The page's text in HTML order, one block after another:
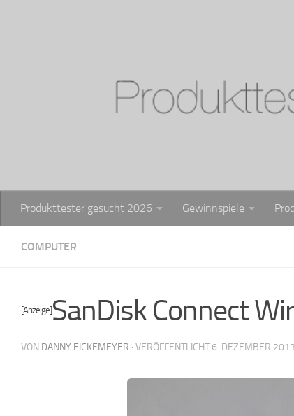
Produkttester gesucht 2026 Gewinnspiele
COMPUTER
SanDisk Connect
VON DANNY EICKEMEYER · VERÖFFENTLICHT6. DEZEMBER 2013